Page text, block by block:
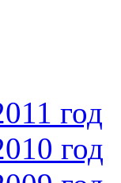
год
год